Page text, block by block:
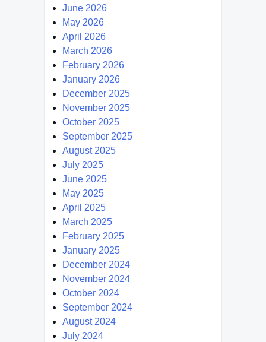
June 2026
May 2026
April 2026
March 2026
February 2026
January 2026
December 2025
November 2025
October 2025
September 2025
August 2025
July 2025
June 2025
May 2025
April 2025
March 2025
February 2025
January 2025
December 2024
November 2024
October 2024
September 2024
August 2024
July 2024